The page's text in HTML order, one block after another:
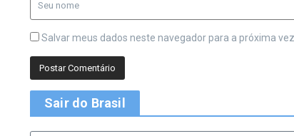
Salvar meus dados neste navegador para a próxima
Sair do Brasil